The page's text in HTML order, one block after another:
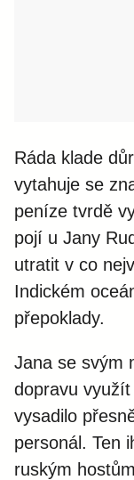
Ráda klade
vytahuje se
peníze tvrdě
pojí u Jany
utratit v co
Indickém
přepoklady.
Jana se svým
dopravu
vysadilo
personál. Ten
ruským